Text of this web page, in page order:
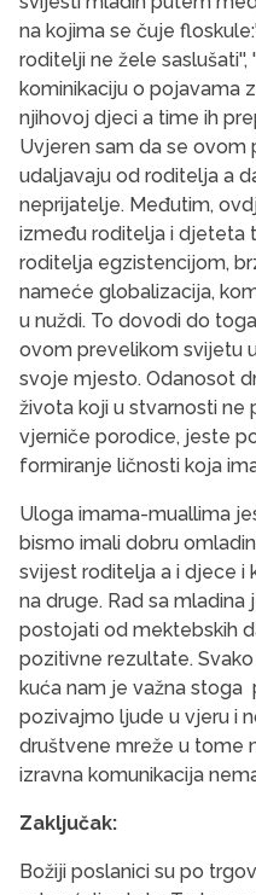
na kojima se čuje
roditelji ne žele
kominikaciju o pojavama
njihovoj djeci a time ih
Uvjeren sam da se ovom
udaljavaju od roditelja a
neprijatelje. Međutim,
između roditelja i djeteta
roditelja egzistencijom,
nameće globalizacija,
u nuždi. To dovodi do
ovom prevelikom svijetu
svoje mjesto. Odanosot
života koji u stvarnosti ne
vjerniče porodice, jeste
formiranje ličnosti koja
Uloga imama-muallima
bismo imali dobru
svijest roditelja a i djece i
na druge. Rad sa
postojati od mektebskih
pozitivne rezultate.
kuća nam je važna stoga
pozivajmo ljude u vjeru i
društvene mreže u tome
izravna komunikacija
Zaključak:
Božiji poslanici su po